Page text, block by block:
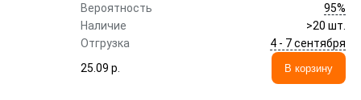
Вероятность
95%
Наличие
>20 шт.
Отгрузка
4 - 7 сентября
25.09 p.
В корзину